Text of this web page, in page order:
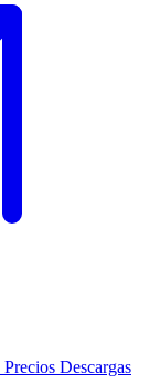
Precios Descargas